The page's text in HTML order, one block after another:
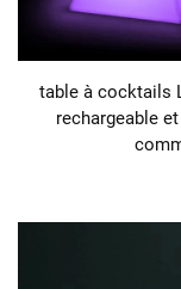
table à cocktails
rechargeable